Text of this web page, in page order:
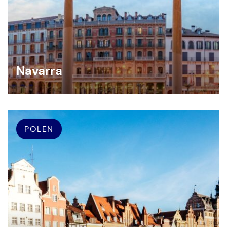
Navarra
POLEN